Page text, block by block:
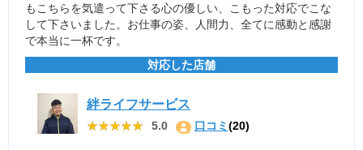
もこちらを気遣って下さる心の優しい、こもった対応でこな
して下さいました。お仕事の姿、人間力、全てに感動と感謝
で本当に一杯です。
対応した店舗
絆ライフサービス
★★★★★
★★★★★ 5.0 口コミ(20)